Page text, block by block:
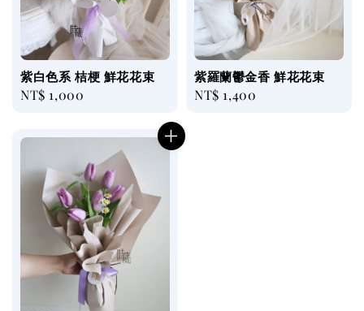
紫白色系 桔梗 鮮花花束
Regular
NT$ 1,000
紫羅蘭鬱金香 鮮花花束
Regular
NT$ 1,400